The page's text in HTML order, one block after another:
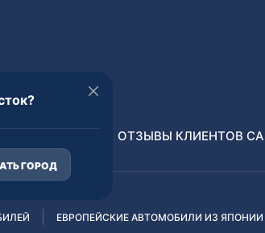
ГОРОД
ОТЗЫВЫ КЛИЕНТОВ
ЕВРОПЕЙСКИЕ АВТОМОБИЛИ ИЗ ЯПОНИИ